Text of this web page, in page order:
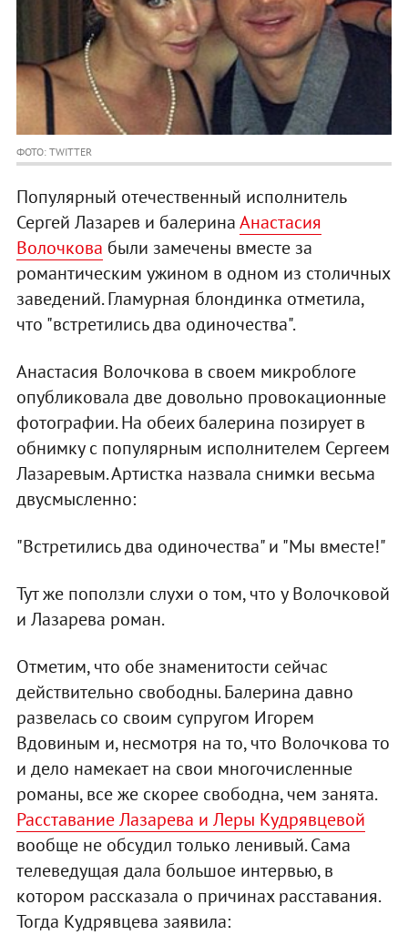
ФОТО: TWITTER
Популярный отечественный исполнитель
Сергей Лазарев и балеринаАнастасия
Волочкова были замечены вместе за
романтическим ужином в одном из столичных
заведений. Гламурная блондинка отметила,
что "встретились два одиночества".
Анастасия Волочкова в своем микроблоге
опубликовала две довольно провокационные
фотографии. На обеих балерина позирует в
обнимку с популярным исполнителем Сергеем
Лазаревым. Артистка назвала снимки весьма
двусмысленно:
"Встретились два одиночества" и "Мы вместе!"
Тут же поползли слухи о том, что у Волочковой
и Лазарева роман.
Отметим, что обе знаменитости сейчас
действительно свободны. Балерина давно
развелась со своим супругом Игорем
Вдовиным и, несмотря на то, что Волочкова то
и дело намекает на свои многочисленные
романы, все же скорее свободна, чем занята.
Расставание Лазарева и Леры Кудрявцевой
вообще не обсудил только ленивый. Сама
телеведущая дала большое интервью, в
котором рассказала о причинах расставания.
Тогда Кудрявцева заявила: